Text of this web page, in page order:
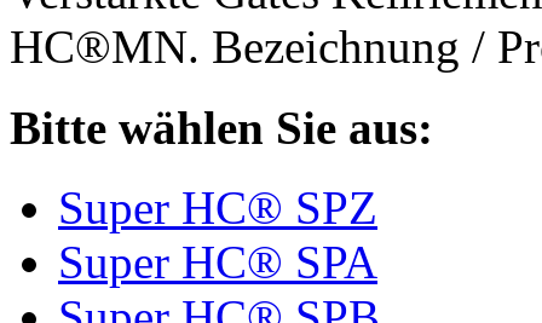
HC®MN. Bezeichnung /
Bitte wählen Sie aus:
Super HC® SPZ
Super HC® SPA